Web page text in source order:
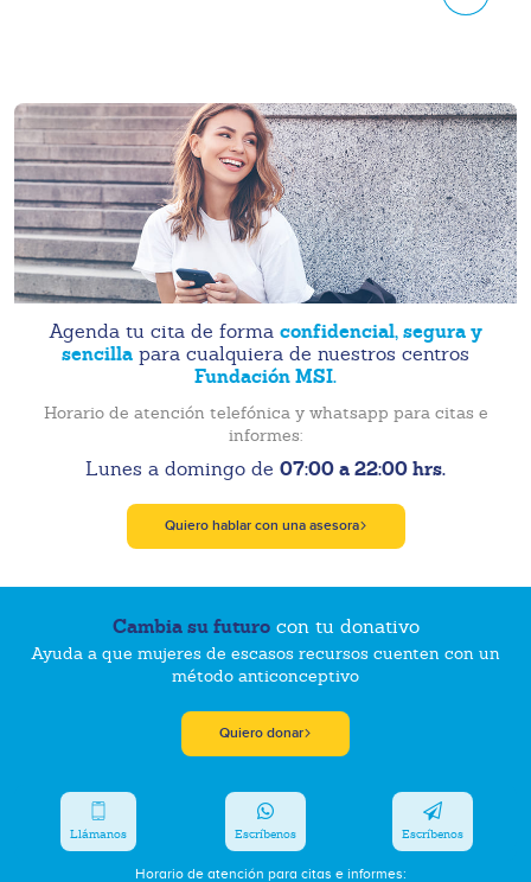
Agenda tu cita de forma confidencial, segura y
sencilla para cualquiera de nuestros centros
Fundación MSI.
Horario de atención telefónica y whatsapp para citas e
informes:
Lunes a domingo de 07:00 a 22:00 hrs.
Quiero hablar con una asesora
Cambia su futurocon tu donativo
Ayuda a que mujeres de escasos recursos cuenten con un
método anticonceptivo
Quiero donar
Horario de atención para citas e informes:
Llámanos Escríbenos Escríbenos